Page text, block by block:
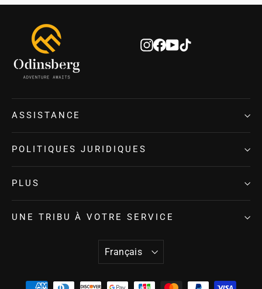
Instagram
Facebook
YouTube
ASSISTANCE
POLITIQUES JURIDIQUES
PLUS
UNE TRIBU À VOTRE SERVICE
LANGUE
Français